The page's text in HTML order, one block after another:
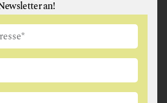
an!